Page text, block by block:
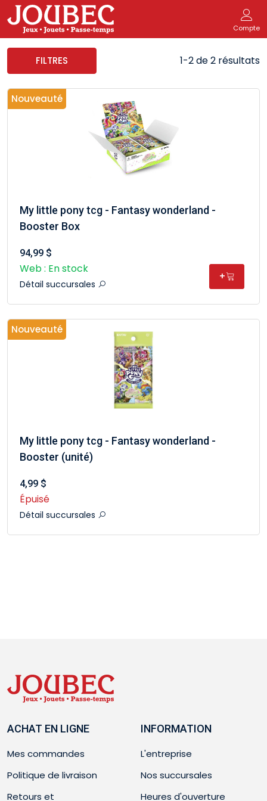
Compte
FILTRES 1-2 de 2 résultats
Nouveauté
My little pony tcg - Fantasy wonderland -
Booster Box
94,99 $
Web : En stock
Détail succursales
+
Nouveauté
My little pony tcg - Fantasy wonderland -
Booster (unité)
4,99 $
Épuisé
Détail succursales
ACHAT EN LIGNE
Mes commandes
Politique de livraison
Retours et
INFORMATION
L'entreprise
Nos succursales
Heures d'ouverture